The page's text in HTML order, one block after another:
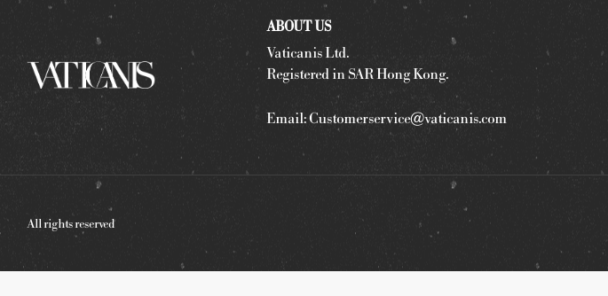
ABOUT US
Vaticanis Ltd.
Registered in SAR Hong Kong.
Email:Customerservice@vaticanis.com
All rights reserved